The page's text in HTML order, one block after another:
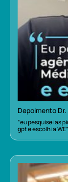
Depoimento
“eu pesquisei as
gpt e escolhi a WE”